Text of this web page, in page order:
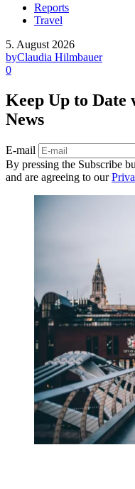
Reports
Travel
5. August 2026
byClaudia Hilmbauer
0
Keep Up to
News
E-mail
By pressing the Subscribe
and are agreeing to our